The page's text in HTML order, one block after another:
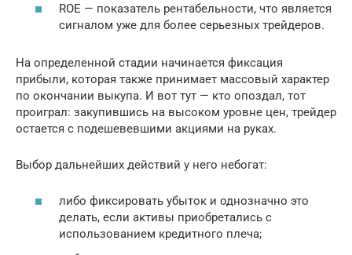
ROE — показатель рентабельности, что является
сигналом уже для более серьезных трейдеров.
На определенной стадии начинается фиксация
прибыли, которая также принимает массовый характер
по окончании выкупа. И вот тут — кто опоздал, тот
проиграл: закупившись на высоком уровне цен, трейдер
остается с подешевевшими акциями на руках.
Выбор дальнейших действий у него небогат:
либо фиксировать убыток и однозначно это
делать, если активы приобретались с
использованием кредитного плеча;